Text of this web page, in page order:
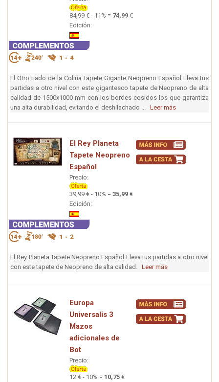
84,99 € - 11% = 74,99 €
Edición:
El Otro Lado de la Colina Tapete Gigante Neopreno Español Lleva tus
partidas a otro nivel con este gigantesco tapete de Neopreno de alta
calidad de 1500x1000 mm con los bordes cosidos los que garantiza
una alta durabilidad, evitando el deshilachado ... Leer más
El Rey Planeta
Tapete Neopreno
Español
Precio:
39,99 € - 10% = 35,99 €
Edición:
El Rey Planeta Tapete Neopreno Español Lleva tus partidas a otro nivel
con este tapete de Neopreno de alta calidad. Leer más
Europa
Universalis 3
Mazos
adicionales de
Bot
Precio:
12 € - 10% = 10,75 €